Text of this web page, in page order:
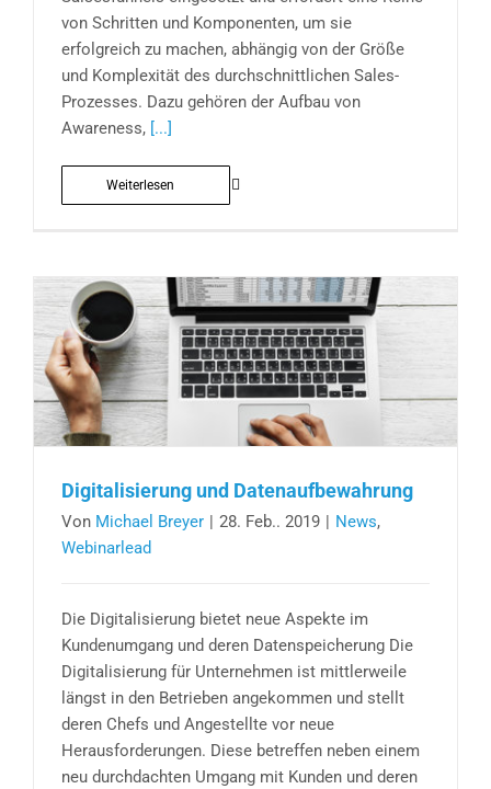
von Schritten und Komponenten, um sie
erfolgreich zu machen, abhängig von der Größe
und Komplexität des durchschnittlichen Sales-
Prozesses. Dazu gehören der Aufbau von
Awareness, [...]
Weiterlesen
Digitalisierung und Datenaufbewahrung
Von Michael Breyer 28. Feb.. 2019 News,
Webinarlead
Die Digitalisierung bietet neue Aspekte im
Kundenumgang und deren Datenspeicherung Die
Digitalisierung für Unternehmen ist mittlerweile
längst in den Betrieben angekommen und stellt
deren Chefs und Angestellte vor neue
Herausforderungen. Diese betreffen neben einem
neu durchdachten Umgang mit Kunden und deren